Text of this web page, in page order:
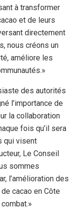
à transformer
et de leurs
directement
nous créons un
améliore les
des autorités
l’importance de
la collaboration
fois qu’il sera
qui visent
Le Conseil
sommes
l’amélioration des
cacao en Côte